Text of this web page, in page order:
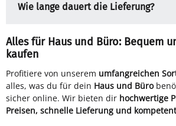
Wie lange dauert die Lieferung?
Alles für Haus und Büro: Bequem
kaufen
Profitiere von unserem umfangreichen
alles, was du für dein Haus und Büro
sicher online. Wir bieten dir hochwertige
Preisen, schnelle Lieferung und